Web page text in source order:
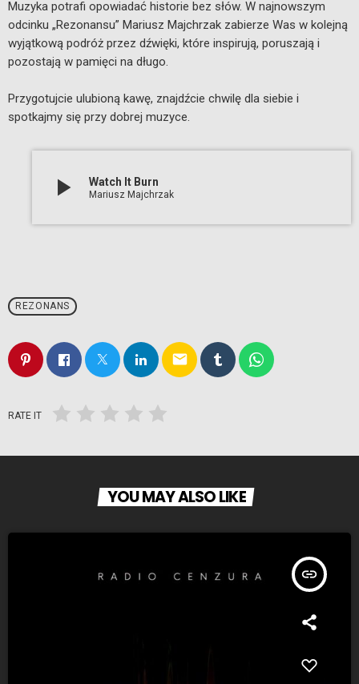
Muzyka potrafi opowiadać historie bez słów. W najnowszym
odcinku „Rezonansu” Mariusz Majchrzak zabierze Was w kolejną
wyjątkową podróż przez dźwięki, które inspirują, poruszają i
pozostają w pamięci na długo.
Przygotujcie ulubioną kawę, znajdźcie chwilę dla siebie i
spotkajmy się przy dobrej muzyce.
play_arrow Watch It Burn
Mariusz Majchrzak
REZONANS
email
RATE IT
YOU MAY ALSO LIKE
insert_link